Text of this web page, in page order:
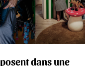
dans une